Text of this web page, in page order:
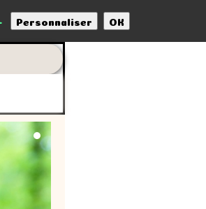
Personnaliser OK